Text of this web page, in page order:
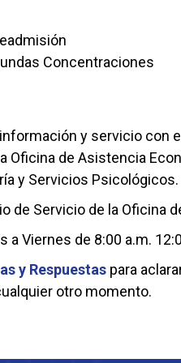
Concentraciones
y servicio con
Oficina de Asistencia
y Servicios Psicológicos.
de Servicio de la Oficina
a Viernes de 8:00 a.m.
y Respuestas para
otro momento.